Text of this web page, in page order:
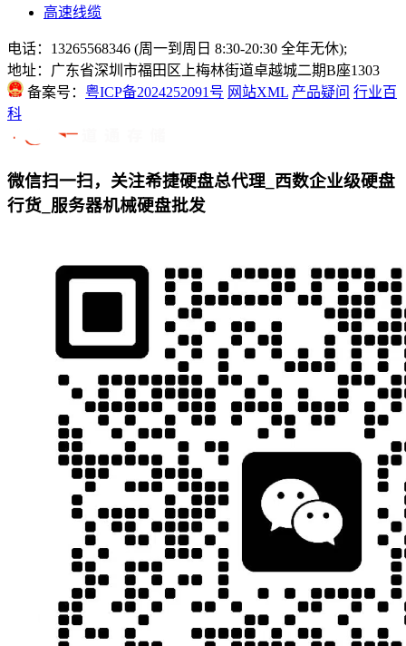
高速线缆
电话：13265568346 (周一到周日 8:30-20:30 全年无休);
地址：广东省深圳市福田区上梅林街道卓越城二期B座1303
备案号： 粤ICP备2024252091号 网站XML 产品疑问 行业百
科
微信扫一扫，关注希捷硬盘总代理_西数企业级硬盘
行货_服务器机械硬盘批发